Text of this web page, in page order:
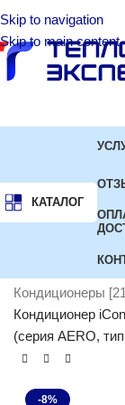
Skip to navigation
Skip to main content
КАТАЛОГ
Кондиционеры
Кондиционер
(серия AERO,
-8%